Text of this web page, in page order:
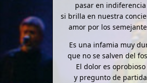
pasar en indiferencia
si brilla en nuestra
amor por los
Es una infamia muy
que no se salven del
El dolor es oprobioso
y pregunto de partida